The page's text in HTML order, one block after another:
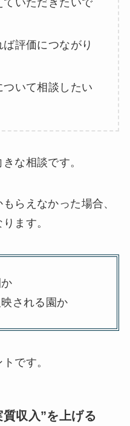
ていただきたいで
ば評価につながり
ついて相談したい
な相談です。
らえなかった場合、
ます。
される園か
です。
収入”を上げる